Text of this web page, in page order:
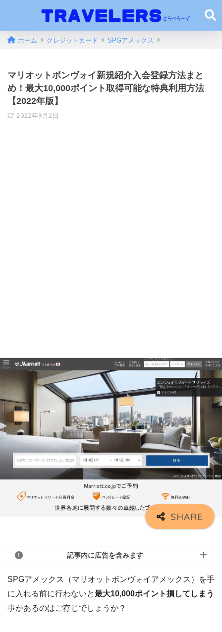
ホーム クレジットカード SPGアメックス
マリオットボンヴォイ新規紹介入会登録方法まと
め！最大10,000ポイント取得可能な特典利用方法
【2022年版】
2022年9月2日
記事内に広告を含みます
SPGアメックス（マリオットボンヴォイアメックス）を手
に入れる前に行わないと最大10,000ポイント損してしまう
事があるのはご存じでしょうか？